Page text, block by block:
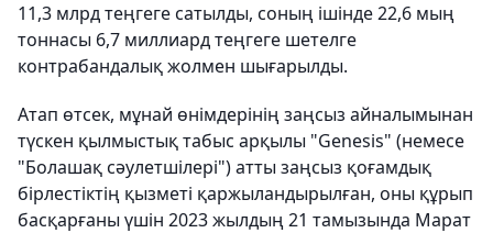
11,3 млрд теңгеге сатылды, соның ішінде 22,6 мың
тоннасы 6,7 миллиард теңгеге шетелге
контрабандалық жолмен шығарылды.
Атап өтсек, мұнай өнімдерінің заңсыз айналымынан
түскен қылмыстық табыс арқылы "Genesis" (немесе
"Болашақ сәулетшілері") атты заңсыз қоғамдық
бірлестіктің қызметі қаржыландырылған, оны құрып
басқарғаны үшін 2023 жылдың 21 тамызында Марат